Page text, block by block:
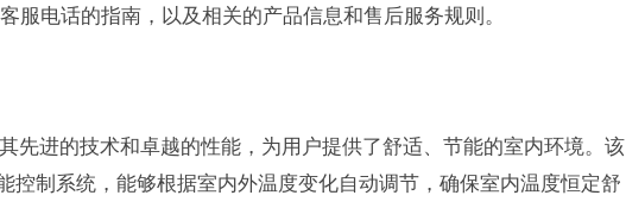
服电话的指南，以及相关的产品信息和售后服务规则。
先进的技术和卓越的性能，为用户提供了舒适、节能的室内环境。该
控制系统，能够根据室内外温度变化自动调节，确保室内温度恒定舒